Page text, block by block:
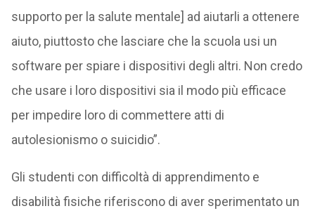
supporto per la salute mentale] ad aiutarli a ottenere
aiuto, piuttosto che lasciare che la scuola usi un
software per spiare i dispositivi degli altri. Non credo
che usare i loro dispositivi sia il modo più efficace
per impedire loro di commettere atti di
autolesionismo o suicidio”.
Gli studenti con difficoltà di apprendimento e
disabilità fisiche riferiscono di aver sperimentato un